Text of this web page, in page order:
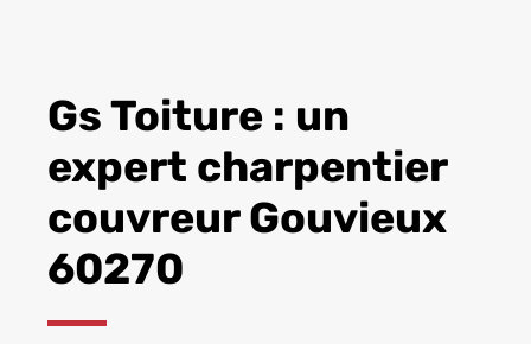
Gs Toiture : un
expert charpentier
couvreur Gouvieux
60270